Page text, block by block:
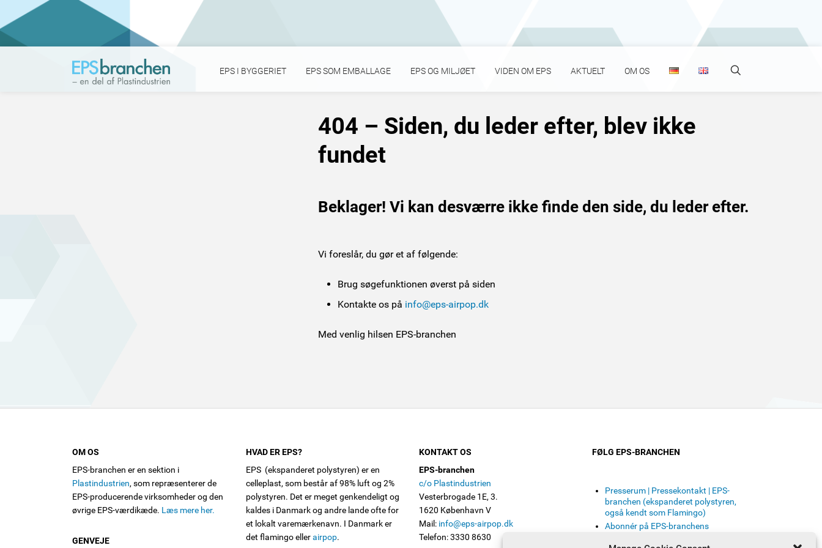
EPS I BYGGERIET EPS SOM EMBALLAGE EPS OG MILJØET VIDEN OM EPS AKTUELT OM OS
404 – Siden, du leder efter, blev ikke
fundet
Beklager! Vi kan desværre ikke finde den side, du leder efter.
Vi foreslår, du gør et af følgende:
Brug søgefunktionen øverst på siden
Kontakte os på info@eps-airpop.dk
Med venlig hilsen EPS-branchen
OM OS
EPS-branchen er en sektion i
Plastindustrien, som repræsenterer de
EPS-producerende virksomheder og den
øvrige EPS-værdikæde. Læs mere her.
GENVEJE
HVAD ER EPS?
EPS (ekspanderet polystyren) er en
celleplast, som består af 98% luft og 2%
polystyren. Det er meget genkendeligt og
kaldes i Danmark og andre lande ofte for
et lokalt varemærkenavn. I Danmark er
det flamingo ellerairpop.
KONTAKT OS
EPS-branchen
c/o Plastindustrien
Vesterbrogade 1E, 3.
1620 København V
Mail: info@eps-airpop.dk
Telefon: 3330 8630
FØLG EPS-BRANCHEN
Presserum | Pressekontakt | EPS-
branchen (ekspanderet polystyren,
også kendt som Flamingo)
Abonnér på EPS-branchens